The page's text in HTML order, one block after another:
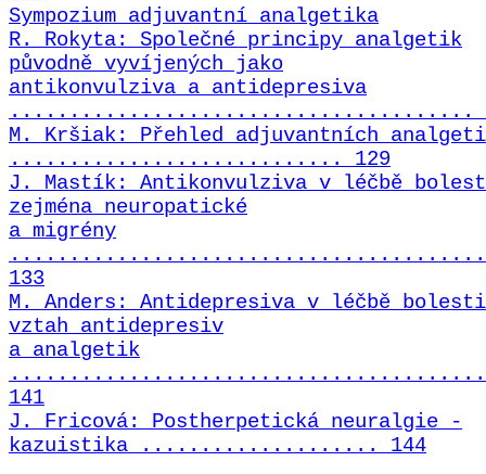
Sympozium adjuvantní analgetika
R. Rokyta: Společné principy analgetik
původně vyvíjených jako
antikonvulziva a antidepresiva
.......................................
M. Kršiak: Přehled adjuvantních
............................ 129
J. Mastík: Antikonvulziva v léčbě
zejména neuropatické
a migrény
133
M. Anders: Antidepresiva v léčbě
vztah antidepresiv
a analgetik
141
J. Fricová: Postherpetická neuralgie -
kazuistika .................... 144